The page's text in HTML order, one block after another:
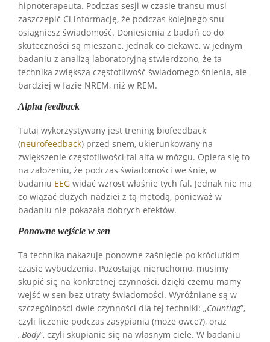
hipnoterapeuta. Podczas sesji w czasie transu musi
zaszczepić Ci informację, że podczas kolejnego snu
osiągniesz świadomość. Doniesienia z badań co do
skuteczności są mieszane, jednak co ciekawe, w jednym
badaniu z analizą laboratoryjną stwierdzono, że ta
technika zwiększa częstotliwość świadomego śnienia, ale
bardziej w fazie NREM, niż w REM.
Alpha feedback
Tutaj wykorzystywany jest trening biofeedback
(neurofeedback) przed snem, ukierunkowany na
zwiększenie częstotliwości fal alfa w mózgu. Opiera się to
na założeniu, że podczas świadomości we śnie, w
badaniu EEG widać wzrost właśnie tych fal. Jednak nie ma
co wiązać dużych nadziei z tą metodą, ponieważ w
badaniu nie pokazała dobrych efektów.
Ponowne wejście w sen
Ta technika nakazuje ponowne zaśnięcie po króciutkim
czasie wybudzenia. Pozostając nieruchomo, musimy
skupić się na konkretnej czynności, dzięki czemu mamy
wejść w sen bez utraty świadomości. Wyróżniane są w
szczególności dwie czynności dla tej techniki: „Counting”,
czyli liczenie podczas zasypiania (może owce?), oraz
„Body”, czyli skupianie się na własnym ciele. W badaniu